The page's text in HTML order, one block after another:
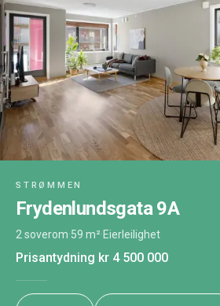
STRØMMEN
Frydenlundsgata 9A
2 soverom·59 m²·Eierleilighet
Prisantydning kr 4 500 000